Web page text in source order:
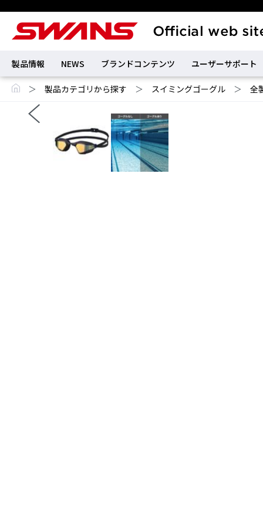
製品情報 NEWS ブランドコンテンツ ユーザーサポート
＞ 製品カテゴリから探す ＞ スイミングゴーグル ＞ 全